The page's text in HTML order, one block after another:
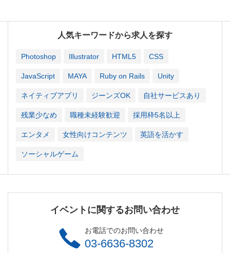
人気キーワードから求人を探す
Photoshop Illustrator HTML5 CSS
JavaScript MAYA Ruby on Rails Unity
ネイティブアプリ ジーンズOK 自社サービスあり
残業少なめ 職種未経験歓迎 採用枠5名以上
エンタメ 女性向けコンテンツ 英語を活かす
ソーシャルゲーム
イベントに関するお問い合わせ
お電話でのお問い合わせ
03-6636-8302